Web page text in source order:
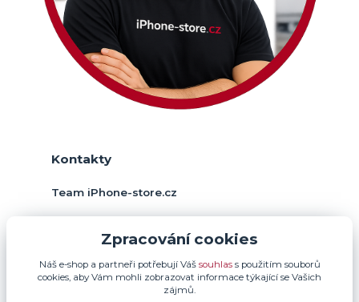
Kontakty
Team iPhone-store.cz
(Po-Pá, 9-17 hod.)
info@iphone-store.cz
Zpracování cookies
Náš e-shop a partneři potřebují Váš souhlass použitím souborů
cookies, aby Vám mohli zobrazovat informace týkající se Vašich
zájmů.